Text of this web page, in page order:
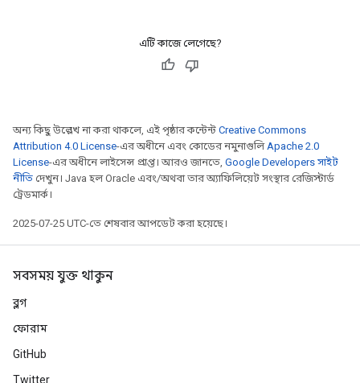
এটি কাজে লেগেছে?
অন্য কিছু উল্লেখ না করা থাকলে, এই পৃষ্ঠার কন্টেন্ট Creative Commons
Attribution 4.0 License-এর অধীনে এবং কোডের নমুনাগুলিApache 2.0
License-এর অধীনে লাইসেন্স প্রাপ্ত। আরও জানতে, Google Developers সাইট
নীতি দেখুন। Java হল Oracle এবং/অথবা তার অ্যাফিলিয়েট সংস্থার রেজিস্টার্ড
ট্রেডমার্ক।
2025-07-25 UTC-তে শেষবার আপডেট করা হয়েছে।
সবসময় যুক্ত থাকুন
ব্লগ
ফোরাম
GitHub
Twitter